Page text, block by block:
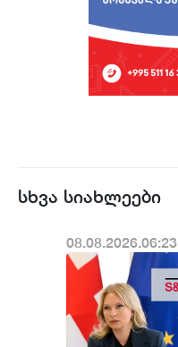
სხვა სიახლეები
08.08.2026.06:23